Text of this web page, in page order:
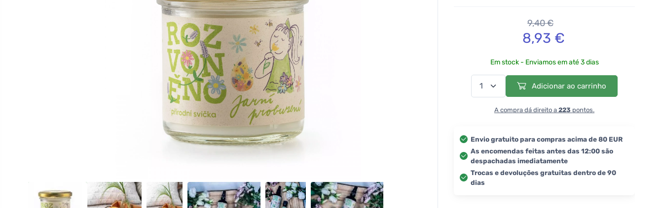
9,40 €
8,93 €
Em stock - Enviamos em até 3 dias
Adicionar ao carrinho
A compra dá direito a 223 pontos.
Envio gratuito para compras acima de 80 EUR
As encomendas feitas antes das 12:00 são
despachadas imediatamente
Trocas e devoluções gratuitas dentro de 90
dias